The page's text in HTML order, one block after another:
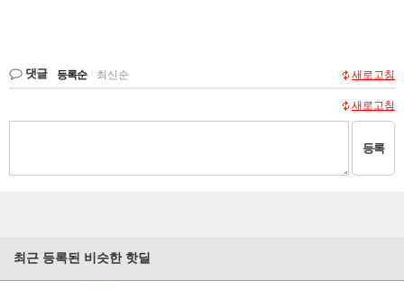
댓글 등록순 최신순 새로고침
새로고침
등록
최근 등록된 비슷한 핫딜